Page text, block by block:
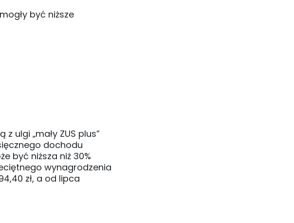
być niższe
ulgi „mały ZUS plus”
dochodu
być niższa niż 30%
wynagrodzenia
zł, a od lipca